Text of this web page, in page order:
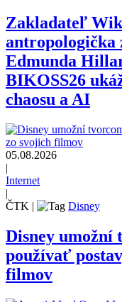
Zakladateľ
antropologička
Edmunda
BIKOSS26
chaosu a AI
05.08.2026
|
Internet
|
ČTK | Disney
Disney umožní
používať
filmov